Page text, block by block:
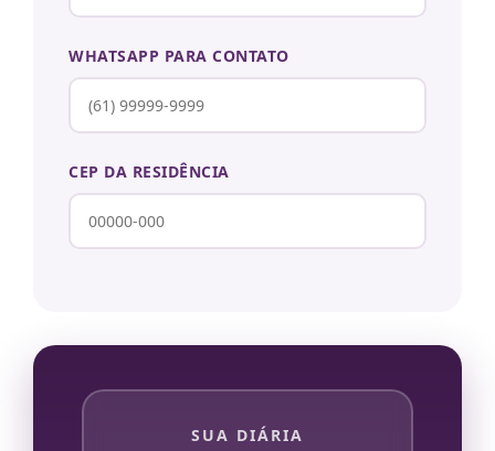
WHATSAPP PARA CONTATO
CEP DA RESIDÊNCIA
SUA DIÁRIA